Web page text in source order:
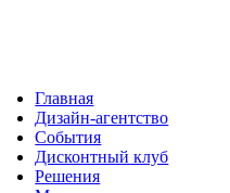
Главная
Дизайн-агентство
События
Дисконтный клуб
Решения